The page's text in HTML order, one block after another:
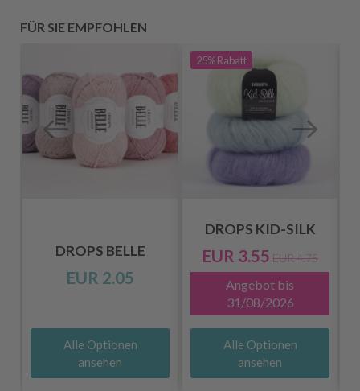
FÜR SIE EMPFOHLEN
DROPS BELLE
EUR 2.05
Alle Optionen
ansehen
25%Rabatt
DROPS KID-SILK
EUR 3.55 EUR 4.75
Angebot bis
31/08/2026
Alle Optionen
ansehen